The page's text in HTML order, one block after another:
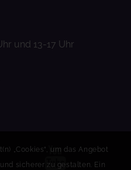
und 13-17 Uhr
„Cookies“, um das Angebot
sicherer zu gestalten. Ein